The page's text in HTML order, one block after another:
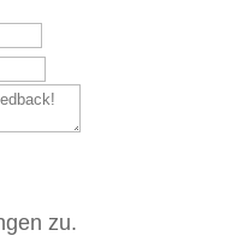
zu.